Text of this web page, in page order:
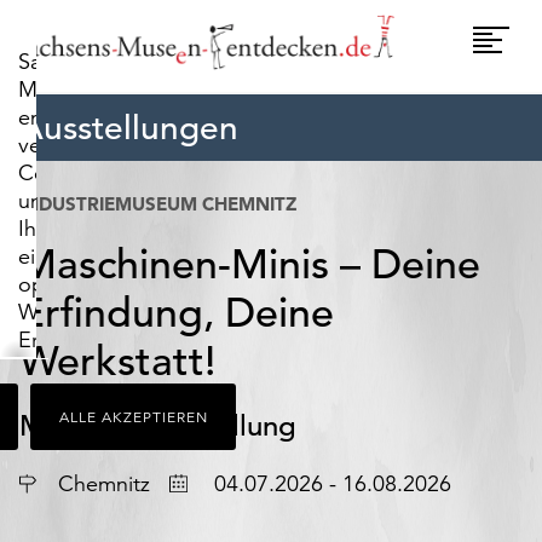
Sachsens-
Museen-
entdecken.de
verwendet
Cookies,
um
Ihnen
ein
optimales
Webseiten-
Erlebnis
zu
bieten.
Dazu
zählen
Cookies,
ALLE AKZEPTIEREN
Ausstellungen
INDUSTRIEMUSEUM CHEMNITZ
Maschinen-Minis – Deine
Erfindung, Deine
Werkstatt!
Mitmach-Ausstellung
Ort Chemnitz Datum04.07.2026 - 16.08.2026